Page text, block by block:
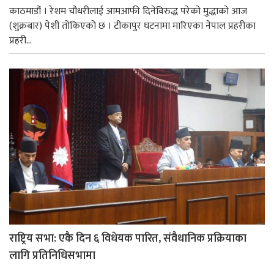
काठमाडौं । रेशम चौधरीलाई आमआफी दिनेविरुद्ध परेको मुद्धाको आज
(शुक्रबार) पेशी तोकिएको छ । टीकापुर घटनामा मारिएका नेपाल प्रहरीका
प्रहरी...
राष्ट्रिय सभा: एकै दिन ६ विधेयक पारित, संवैधानिक प्रक्रियाका
लागि प्रतिनिधिसभामा